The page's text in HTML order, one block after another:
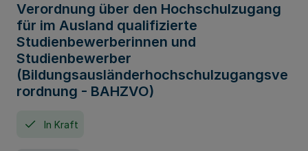
Verordnung über den Hochschulzugang
für im Ausland qualifizierte
Studienbewerberinnen und
Studienbewerber
(Bildungsausländerhochschulzugangsve
rordnung - BAHZVO)
In Kraft